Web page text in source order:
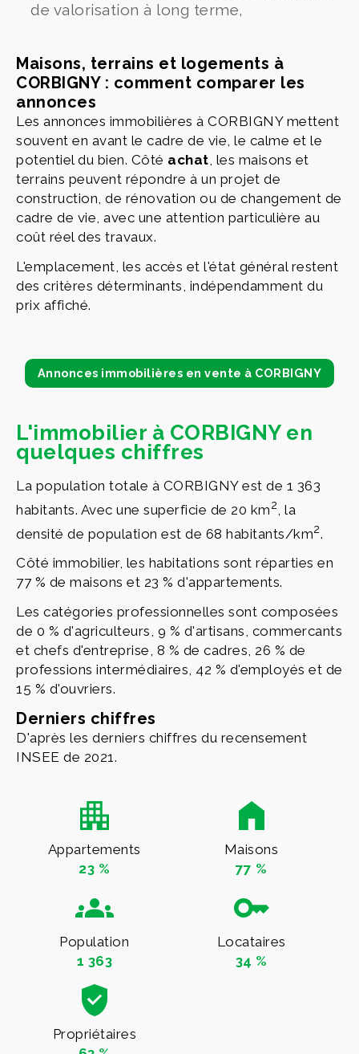
de valorisation à long terme,
Maisons, terrains et logements à
CORBIGNY : comment comparer les
annonces
Les annonces immobilières à CORBIGNY mettent
souvent en avant le cadre de vie, le calme et le
potentiel du bien. Côté achat, les maisons et
terrains peuvent répondre à un projet de
construction, de rénovation ou de changement de
cadre de vie, avec une attention particulière au
coût réel des travaux.
L'emplacement, les accès et l'état général restent
des critères déterminants, indépendamment du
prix affiché.
Annonces immobilières en vente à CORBIGNY
L'immobilier à CORBIGNY en
quelques chiffres
La population totale à CORBIGNY est de 1 363
habitants. Avec une superficie de 20 km2
, la
densité de population est de 68 habitants/km2.
Côté immobilier, les habitations sont réparties en
77 % de maisons et 23 % d'appartements.
Les catégories professionnelles sont composées
de 0 % d'agriculteurs, 9 % d'artisans, commercants
et chefs d'entreprise, 8 % de cadres, 26 % de
professions intermédiaires, 42 % d'employés et de
15 % d'ouvriers.
Derniers chiffres
D'après les derniers chiffres du recensement
INSEE de 2021.
Appartements
23 %
Maisons
77 %
Population
1 363
Locataires
34 %
Propriétaires